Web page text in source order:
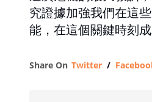
究證據加強我們在這
能，在這個關鍵時刻成
Share On Twitter /